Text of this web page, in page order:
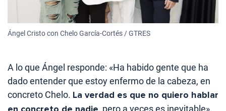
Ángel Cristo con Chelo García-Cortés / GTRES
A lo que Ángel responde: «Ha habido gente que ha
dado entender que estoy enfermo de la cabeza, en
concreto Chelo. La verdad es que no quiero hablar
, pero a veces es inevitable».